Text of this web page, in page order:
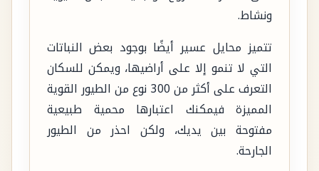
ونشاط.
تتميز محايل عسير أيضًا بوجود بعض النباتات
التي لا تنمو إلا على أراضيها، ويمكن للسكان
التعرف على أكثر من 300 نوع من الطيور القوية
المميزة فيمكنك اعتبارها محمية طبيعية
مفتوحة بين يديك، ولكن احذر من الطيور
الجارحة.